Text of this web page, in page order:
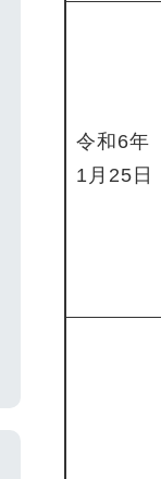
令和6年
1月25日